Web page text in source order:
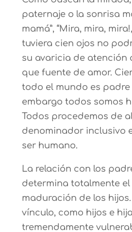
paternaje o la sonrisa
mamá”, “Mira, mira,
tuviera cien ojos no
su avaricia de atención
que fuente de amor.
todo el mundo es padre
embargo todos somos
Todos procedemos de
denominador inclusivo
ser humano.
La relación con los
determina totalmente
maduración de los
vínculo, como hijos e
tremendamente